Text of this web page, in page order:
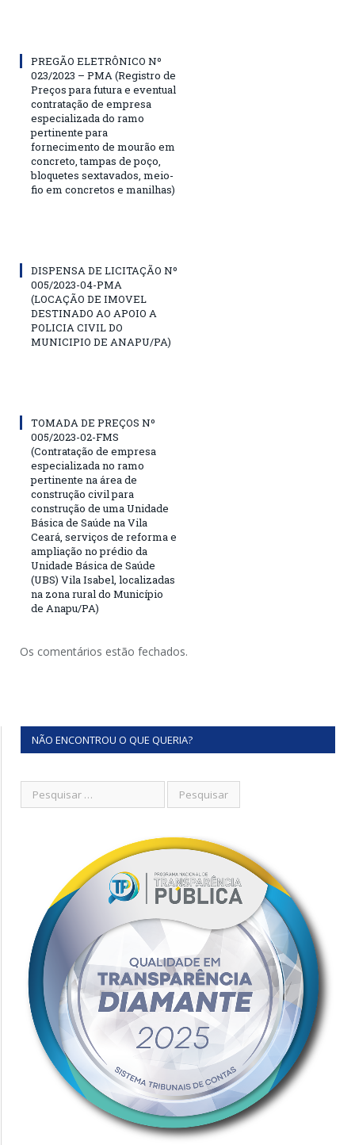
PREGÃO ELETRÔNICO Nº
023/2023 – PMA (Registro de
Preços para futura e eventual
contratação de empresa
especializada do ramo
pertinente para
fornecimento de mourão em
concreto, tampas de poço,
bloquetes sextavados, meio-
fio em concretos e manilhas)
DISPENSA DE LICITAÇÃO Nº
005/2023-04-PMA
(LOCAÇÃO DE IMOVEL
DESTINADO AO APOIO A
POLICIA CIVIL DO
MUNICIPIO DE ANAPU/PA)
TOMADA DE PREÇOS Nº
005/2023-02-FMS
(Contratação de empresa
especializada no ramo
pertinente na área de
construção civil para
construção de uma Unidade
Básica de Saúde na Vila
Ceará, serviços de reforma e
ampliação no prédio da
Unidade Básica de Saúde
(UBS) Vila Isabel, localizadas
na zona rural do Município
de Anapu/PA)
Os comentários estão fechados.
NÃO ENCONTROU O QUE QUERIA?